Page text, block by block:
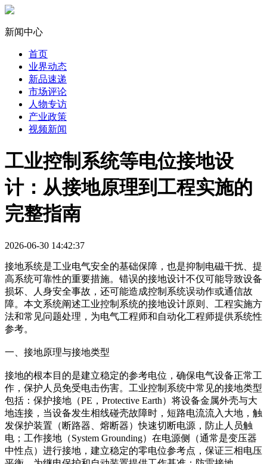
新闻中心
首页
业界动态
新品速递
市场评论
人物专访
产业政策
视频新闻
工业控制系统等电位接地设
计：从接地原理到工程实施的
完整指南
2026-06-30 14:42:37
接地系统是工业电气安全的基础保障，也是抑制电磁干扰、提
高系统可靠性的重要措施。错误的接地设计不仅可能导致设备
损坏、人身安全事故，还可能造成控制系统误动作或通信故
障。本文系统阐述工业控制系统的接地设计原则、工程实施方
法和常见问题处理，为电气工程师和自动化工程师提供系统性
参考。
一、接地原理与接地类型
接地的根本目的是建立稳定的参考电位，确保电气设备正常工
作，保护人员免受电击伤害。工业控制系统中常见的接地类型
包括：保护接地（PE，Protective Earth）将设备金属外壳与大
地连接，当设备发生相线碰壳故障时，短路电流流入大地，触
发保护装置（断路器、熔断器）快速切断电源，防止人员触
电；工作接地（System Grounding）在电源侧（通常是变压器
中性点）进行接地，建立稳定的零电位参考点，保证三相电压